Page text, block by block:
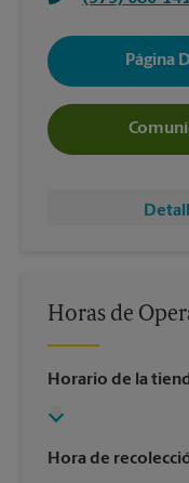
Página
Horas de
Horario de la
Hora de